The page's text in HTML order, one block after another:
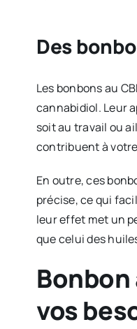
Des
Les bonbons au
cannabidiol. Leur
soit au travail ou
contribuent à
En outre, ces
précise, ce qui
leur effet met un
que celui des
vos